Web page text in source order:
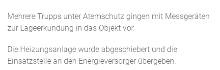
Mehrere Trupps unter Atemschutz gingen mit Messgeräten
zur Lageerkundung in das Objekt vor.
Die Heizungsanlage wurde abgeschiebert und die
Einsatzstelle an den Energieversorger übergeben.